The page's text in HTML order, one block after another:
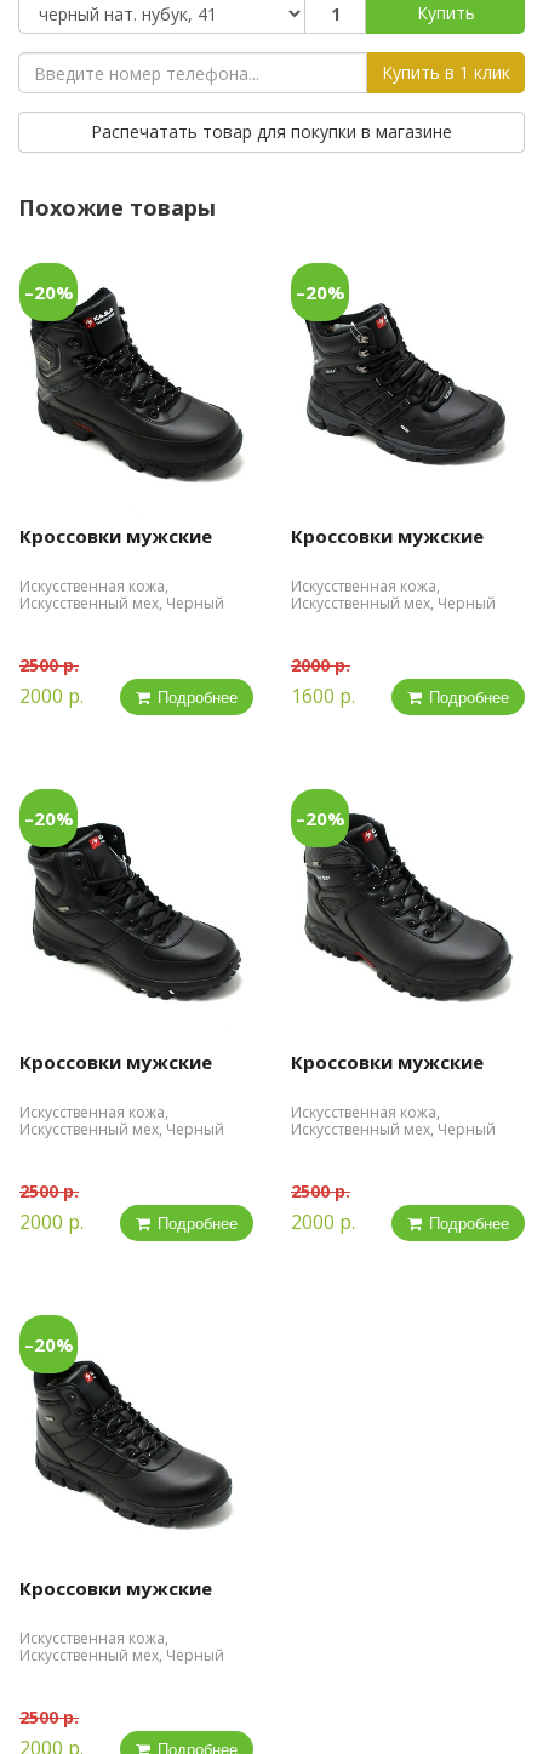
Купить
Купить в 1 клик
Распечатать товар для покупки в магазине
Похожие товары
–20%
Кроссовки мужские
Искусственная кожа,
Искусственный мех, Черный
2500 р.
2000 р. Подробнее
–20%
Кроссовки мужские
Искусственная кожа,
Искусственный мех, Черный
2000 р.
1600 р. Подробнее
–20%
Кроссовки мужские
Искусственная кожа,
Искусственный мех, Черный
2500 р.
2000 р. Подробнее
–20%
Кроссовки мужские
Искусственная кожа,
Искусственный мех, Черный
2500 р.
2000 р. Подробнее
–20%
Кроссовки мужские
Искусственная кожа,
Искусственный мех, Черный
2500 р.
2000 р. Подробнее